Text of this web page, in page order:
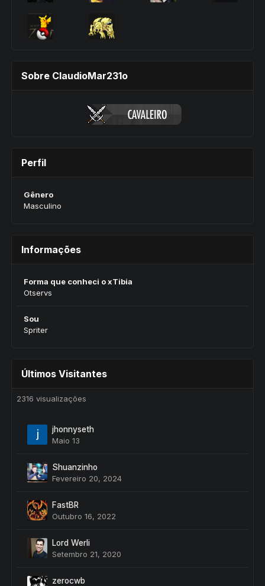
Sobre ClaudioMar231o
Perfil
Gênero
Masculino
Informações
Forma que conheci o xTibia
Otservs
Sou
Spriter
Últimos Visitantes
2316 visualizações
jhonnyseth
Maio 13
Shuanzinho
Fevereiro 20, 2024
FastBR
Outubro 16, 2022
Lord Werli
Setembro 21, 2020
zerocwb